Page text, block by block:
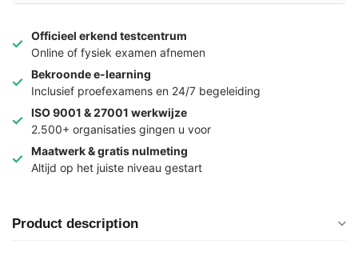
Officieel erkend testcentrum
Online of fysiek examen afnemen
Bekroonde e-learning
Inclusief proefexamens en 24/7 begeleiding
ISO 9001 & 27001 werkwijze
2.500+ organisaties gingen u voor
Maatwerk & gratis nulmeting
Altijd op het juiste niveau gestart
Product description